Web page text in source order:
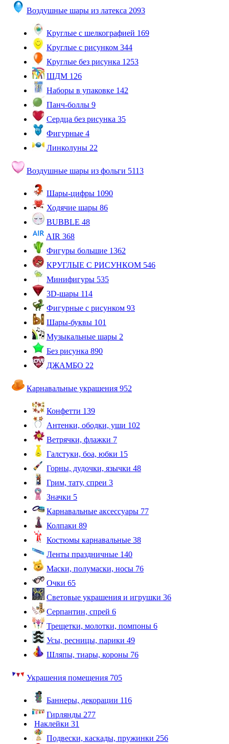
Воздушные шары из латекса 2093
Круглые с шелкографией 169
Круглые с рисунком 344
Круглые без рисунка 1253
ШДМ 126
Наборы в упаковке 142
Панч-боллы 9
Сердца без рисунка 35
Фигурные 4
Линколуны 22
Воздушные шары из фольги 5113
Шары-цифры 1090
Ходячие шары 86
BUBBLE 48
AIR 368
Фигуры большие 1362
КРУГЛЫЕ С РИСУНКОМ 546
Минифигуры 535
3D-шары 114
Фигурные с рисунком 93
Шары-буквы 101
Музыкальные шары 2
Без рисунка 890
ДЖАМБО 22
Карнавальные украшения 952
Конфетти 139
Антенки, ободки, уши 102
Ветрячки, флажки 7
Галстуки, боа, юбки 15
Горны, дудочки, язычки 48
Грим, тату, спреи 3
Значки 5
Карнавальные аксессуары 77
Колпаки 89
Костюмы карнавальные 38
Ленты праздничные 140
Маски, полумаски, носы 76
Очки 65
Световые украшения и игрушки 36
Серпантин, спрей 6
Трещетки, молотки, помпоны 6
Усы, ресницы, парики 49
Шляпы, тиары, короны 76
Украшения помещения 705
Баннеры, декорации 116
Гирлянды 277
Наклейки 31
Подвески, каскады, пружинки 256